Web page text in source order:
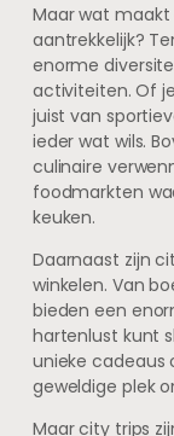
Maar wat
aantrekkelijk?
enorme
activiteiten. Of
juist van
ieder wat wils.
culinaire
foodmarkten
keuken.
Daarnaast zijn
winkelen. Van
bieden een
hartenlust kunt
unieke cadeaus
geweldige plek
Maar city trips